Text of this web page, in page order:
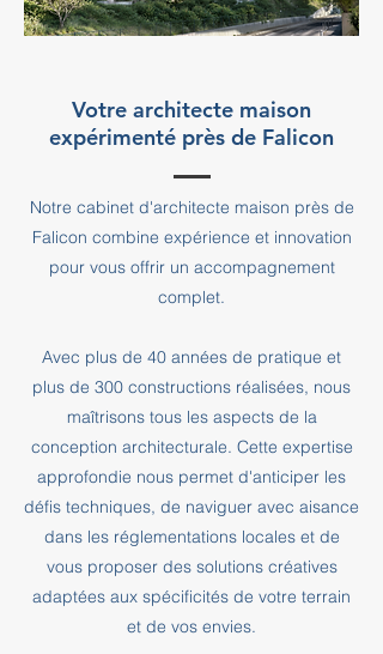
Votre architecte maison
expérimenté près de Falicon
Notre cabinet d'architecte maison près de
Falicon combine expérience et innovation
pour vous offrir un accompagnement
complet.
Avec plus de 40 années de pratique et
plus de 300 constructions réalisées, nous
maîtrisons tous les aspects de la
conception architecturale. Cette expertise
approfondie nous permet d'anticiper les
défis techniques, de naviguer avec aisance
dans les réglementations locales et de
vous proposer des solutions créatives
adaptées aux spécificités de votre terrain
et de vos envies.